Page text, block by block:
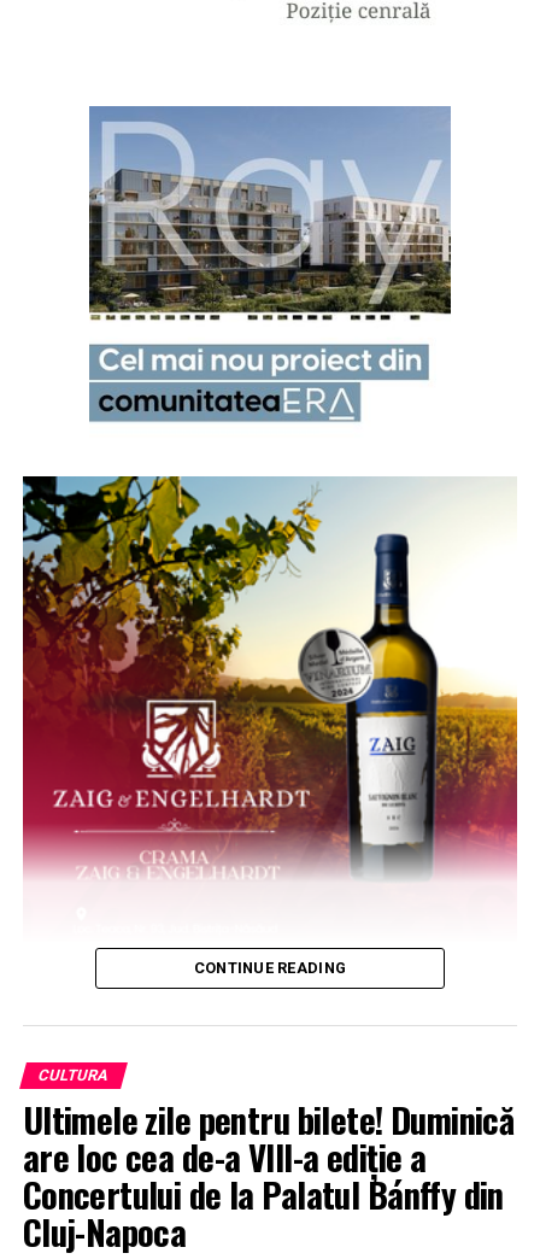
CONTINUE READING
CULTURA
Ultimele zile pentru bilete! Duminică
are loc cea de-a VIII-a ediție a
Concertului de la Palatul Bánffy din
Cluj-Napoca